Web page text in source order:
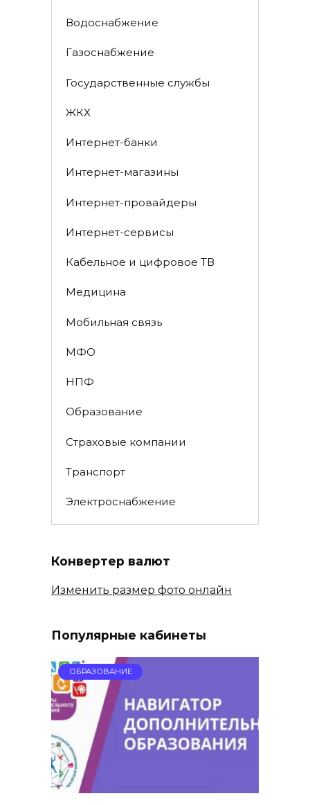
Водоснабжение
Газоснабжение
Государственные службы
ЖКХ
Интернет-банки
Интернет-магазины
Интернет-провайдеры
Интернет-сервисы
Кабельное и цифровое ТВ
Медицина
Мобильная связь
МФО
НПФ
Образование
Страховые компании
Транспорт
Электроснабжение
Конвертер валют
Изменить размер фото онлайн
Популярные кабинеты
ОБРАЗОВАНИЕ